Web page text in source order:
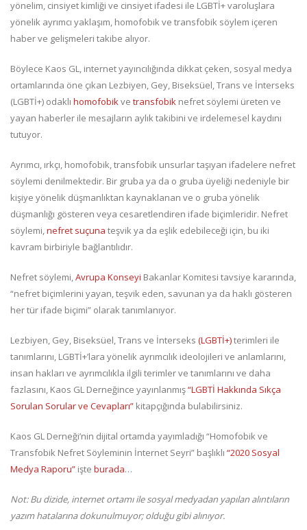
yönelim, cinsiyet kimliği ve cinsiyet ifadesi ile LGBTİ+ varoluşlara
yönelik ayrımcı yaklaşım, homofobik ve transfobik söylem içeren
haber ve gelişmeleri takibe alıyor.
Böylece Kaos GL, internet yayıncılığında dikkat çeken, sosyal medya
ortamlarında öne çıkan Lezbiyen, Gey, Biseksüel, Trans ve İnterseks
(LGBTİ+) odaklı homofobikve transfobik nefret söylemi üreten ve
yayan haberler ile mesajların aylık takibini ve irdelemesel kaydını
tutuyor.
Ayrımcı, ırkçı, homofobik, transfobik unsurlar taşıyan ifadelere nefret
söylemi denilmektedir. Bir gruba ya da o gruba üyeliği nedeniyle bir
kişiye yönelik düşmanlıktan kaynaklanan ve o gruba yönelik
düşmanlığı gösteren veya cesaretlendiren ifade biçimleridir. Nefret
söylemi,nefret suçuna teşvik ya da eşlik edebileceği için, bu iki
kavram birbiriyle bağlantılıdır.
Nefret söylemi,Avrupa Konseyi Bakanlar Komitesi tavsiye kararında,
“nefret biçimlerini yayan, teşvik eden, savunan ya da haklı gösteren
her tür ifade biçimi” olarak tanımlanıyor.
Lezbiyen, Gey, Biseksüel, Trans ve İnterseks (LGBTİ+)terimleri ile
tanımlarını, LGBTİ+’lara yönelik ayrımcılık ideolojileri ve anlamlarını,
insan hakları ve ayrımcılıkla ilgili terimler ve tanımlarını ve daha
fazlasını, Kaos GL Derneğince yayınlanmış“LGBTİ Hakkında Sıkça
Sorulan Sorular ve Cevapları” kitapçığında bulabilirsiniz.
Kaos GL Derneği’nin dijital ortamda yayımladığı “Homofobik ve
Transfobik Nefret Söyleminin İnternet Seyri” başlıklı “2020 Sosyal
Medya Raporu” işte burada…
Not: Bu dizide, internet ortamı ile sosyal medyadan yapılan alıntıların
yazım hatalarına dokunulmuyor; olduğu gibi alınıyor.